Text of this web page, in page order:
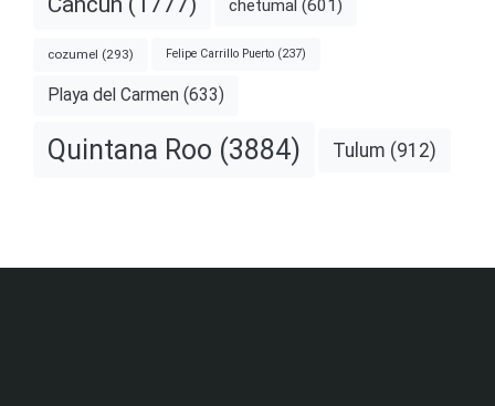
chetumal (601)
cozumel (293) Felipe Carrillo Puerto (237)
Playa del Carmen (633)
Quintana Roo (3884) Tulum (912)